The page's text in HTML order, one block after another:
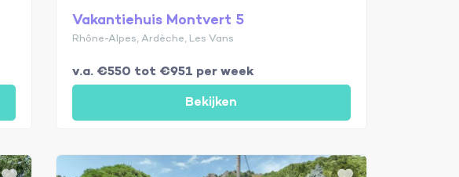
Vakantiehuis Montvert 5
Rhône-Alpes, Ardèche, Les Vans
v.a. €550 tot €951 per week
Bekijken